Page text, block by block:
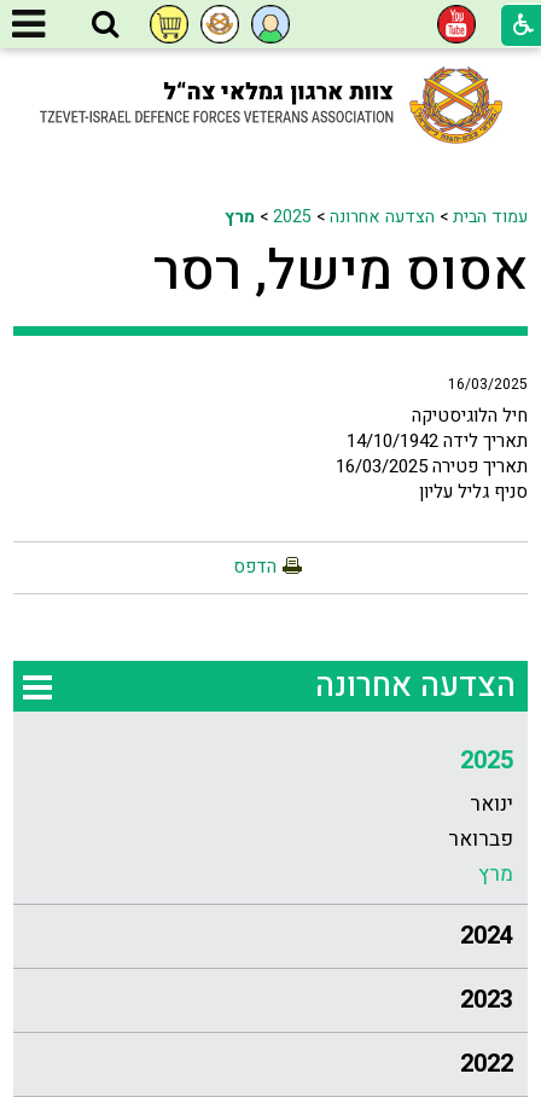
עמוד הבית> הצדעה אחרונה>
2025
>מרץ
אסוס מישל, רסר
16/03/2025
חיל הלוגיסטיקה
תאריך לידה 14/10/1942
תאריך פטירה 16/03/2025
סניף גליל עליון
הדפס
הצדעה אחרונה
2025
ינואר
פברואר
מרץ
2024
2023
2022